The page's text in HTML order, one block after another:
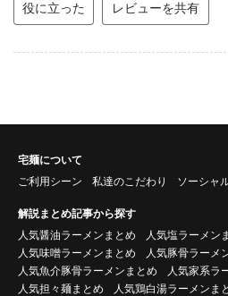
役に立った レビューを共有
宅麺について
ご利用シーン
私達のこだわり ソーシャ
解説まとめ記事から探す
人気醤油ラーメンまとめ
人気塩ラーメン
人気味噌ラーメンまとめ
人気豚骨ラーメ
人気魚介豚骨ラーメンまとめ
人気家系ラ
人気担々麺まとめ
人気鶏白湯ラーメンま